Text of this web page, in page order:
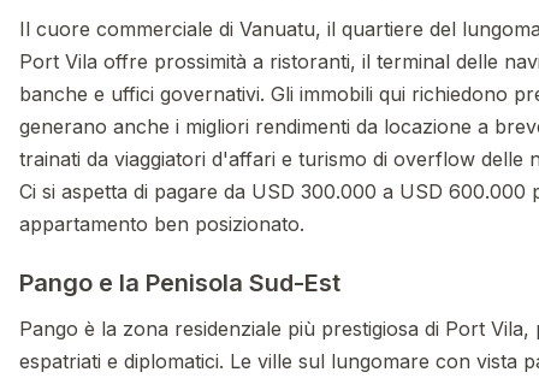
Il cuore commerciale di Vanuatu, il quartiere del
Port Vila offre prossimità a ristoranti, il terminal delle
banche e uffici governativi. Gli immobili qui richiedono
generano anche i migliori rendimenti da locazione a
trainati da viaggiatori d'affari e turismo di overflow delle
Ci si aspetta di pagare da USD 300.000 a USD 600.000
appartamento ben posizionato.
Pango e la Penisola Sud-Est
Pango è la zona residenziale più prestigiosa di Port Vila,
espatriati e diplomatici. Le ville sul lungomare con vista